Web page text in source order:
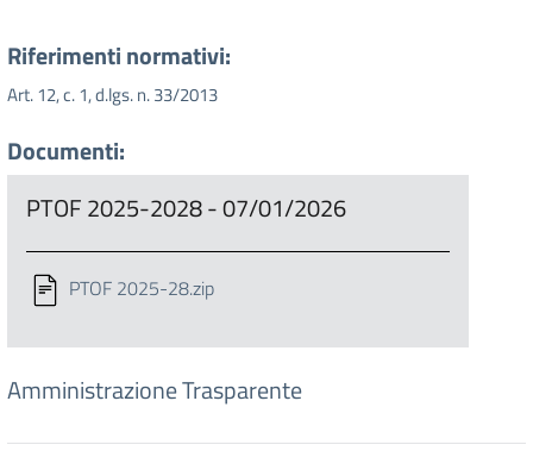
Riferimenti normativi:
Art. 12, c. 1, d.lgs. n. 33/2013
Documenti:
PTOF 2025-2028 - 07/01/2026
PTOF 2025-28.zip
Amministrazione Trasparente